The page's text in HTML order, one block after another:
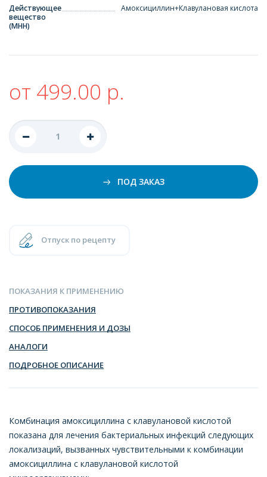
Действующее
вещество
(МНН)
Амоксициллин+Клавулановая кислота
от 499.00 р.
ПОД ЗАКАЗ
Отпуск по рецепту
ПОКАЗАНИЯ К ПРИМЕНЕНИЮ
ПРОТИВОПОКАЗАНИЯ
СПОСОБ ПРИМЕНЕНИЯ И ДОЗЫ
АНАЛОГИ
ПОДРОБНОЕ ОПИСАНИЕ
Комбинация амоксициллина с клавулановой кислотой
показана для лечения бактериальных инфекций следующих
локализаций, вызванных чувствительными к комбинации
амоксициллина с клавулановой кислотой